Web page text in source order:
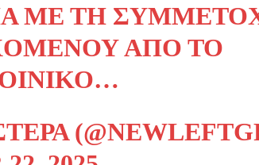
ΜΕ ΤΗ
ΑΠΌ ΤΟ